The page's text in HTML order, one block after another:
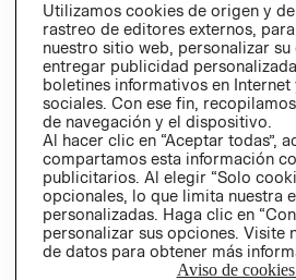
Ecuador ($)
CAMBIAR REGIÓN
Utilizamos cookies de origen y
rastreo de editores externos,
nuestro sitio web, personalizar
entregar publicidad
boletines informativos en
sociales. Con ese fin,
de navegación y el dispositivo.
Al hacer clic en “Aceptar todas”,
compartamos esta información
publicitarios. Al elegir “Solo
opcionales, lo que limita nuestra
personalizadas. Haga clic en
personalizar sus opciones.
de datos para obtener más
Aviso de